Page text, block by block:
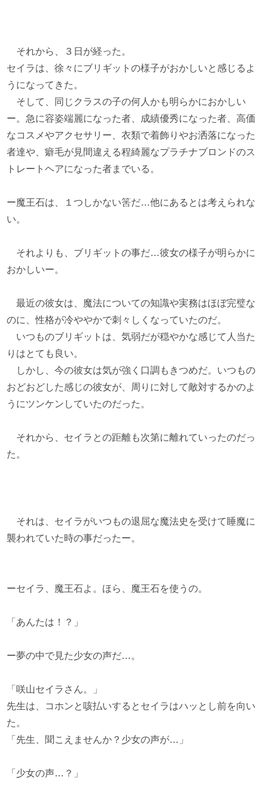
それから、３日が経った。
セイラは、徐々にブリギットの様子がおかしいと感じるよ
うになってきた。
そして、同じクラスの子の何人かも明らかにおかしい
ー。急に容姿端麗になった者、成績優秀になった者、高価
なコスメやアクセサリー、衣類で着飾りやお洒落になった
者達や、癖毛が見間違える程綺麗なプラチナブロンドのス
トレートヘアになった者までいる。
ー魔王石は、１つしかない筈だ…他にあるとは考えられな
い。
それよりも、ブリギットの事だ…彼女の様子が明らかに
おかしいー。
最近の彼女は、魔法についての知識や実務はほぼ完璧な
のに、性格が冷ややかで刺々しくなっていたのだ。
いつものブリギットは、気弱だが穏やかな感じて人当た
りはとても良い。
しかし、今の彼女は気が強く口調もきつめだ。いつもの
おどおどした感じの彼女が、周りに対して敵対するかのよ
うにツンケンしていたのだった。
それから、セイラとの距離も次第に離れていったのだっ
た。
それは、セイラがいつもの退屈な魔法史を受けて睡魔に
襲われていた時の事だったー。
ーセイラ、魔王石よ。ほら、魔王石を使うの。
「あんたは！？」
ー夢の中で見た少女の声だ…。
「咲山セイラさん。」
先生は、コホンと咳払いするとセイラはハッとし前を向い
た。
「先生、聞こえませんか？少女の声が…」
「少女の声…？」